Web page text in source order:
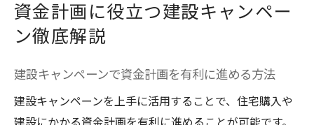
資金計画に役立つ建設キャンペー
ン徹底解説
建設キャンペーンで資金計画を有利に進める方法
建設キャンペーンを上手に活用することで、住宅購入や
建設にかかる資金計画を有利に進めることが可能です。